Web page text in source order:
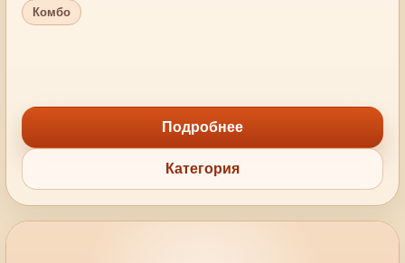
Комбо
Подробнее
Категория